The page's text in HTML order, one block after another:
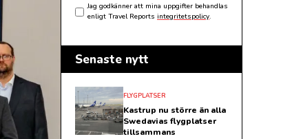
Jag godkänner att mina uppgifter behandlas
enligt Travel Reports integritetspolicy.
Senaste nytt
FLYGPLATSER
Kastrup nu större än alla
Swedavias flygplatser
tillsammans